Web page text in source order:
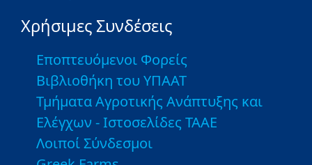
Χρήσιμες Συνδέσεις
Εποπτευόμενοι Φορείς
Βιβλιοθήκη του ΥΠΑΑΤ
Τμήματα Αγροτικής Ανάπτυξης και
Ελέγχων - Ιστοσελίδες ΤΑΑΕ
Λοιποί Σύνδεσμοι